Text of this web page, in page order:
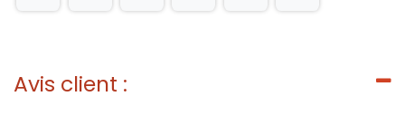
Avis client :